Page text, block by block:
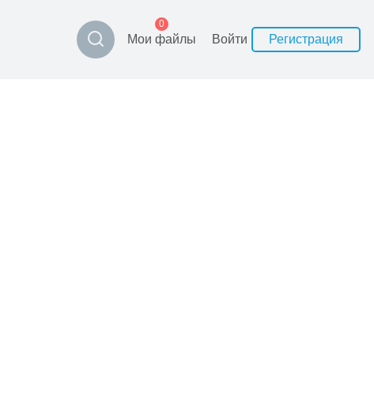
Мои файлы
0
Войти Регистрация